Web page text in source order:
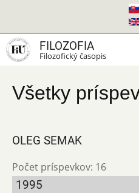
hlavný
obsah
FILOZOFIA
Filozofický časopis
Všetky
OLEG SEMAK
Počet príspevkov: 16
1995